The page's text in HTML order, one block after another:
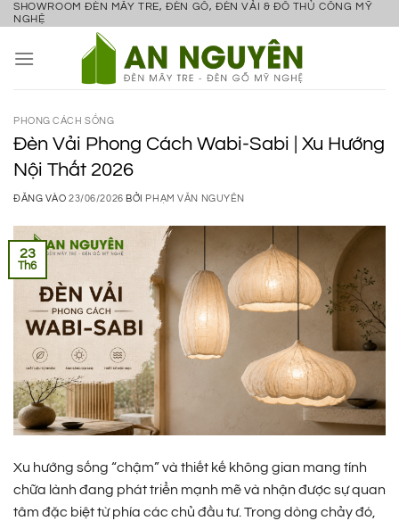
Bỏ
nội
SHOWROOM ĐÈN MÂY TRE, ĐÈN GỖ, ĐÈN VẢI & ĐỒ THỦ CÔNG MỸ
NGHỆ
PHONG CÁCH SỐNG
Đèn Vải Phong Cách Wabi-Sabi | Xu Hướng
Nội Thất 2026
ĐĂNG VÀO23/06/2026 BỞI PHẠM VĂN NGUYÊN
23
Th6
Xu hướng sống “chậm” và thiết kế không gian mang tính
chữa lành đang phát triển mạnh mẽ và nhận được sự quan
tâm đặc biệt từ phía các chủ đầu tư. Trong dòng chảy đó,